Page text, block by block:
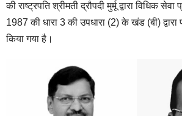
की राष्ट्रपति श्रीमती द्रौपदी मुर्मू द्वारा विधिक
1987 की धारा 3 की उपधारा (2) के खंड (बी)
किया गया है।